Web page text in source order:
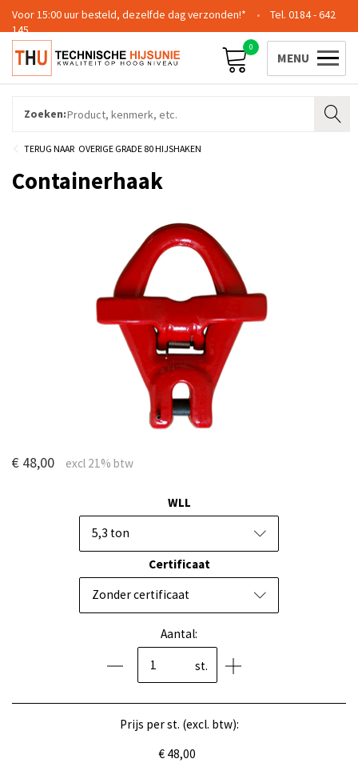
Voor 15:00 uur besteld, dezelfde dag verzonden!*
0184 - 642
145
0
Zoeken:
OVERIGE GRADE 80 HIJSHAKEN
Containerhaak
€ 48,00
WLL
5,3 ton
Certificaat
Zonder certificaat
Aantal:
st.
Prijs per st. (excl. btw):
€ 48,00